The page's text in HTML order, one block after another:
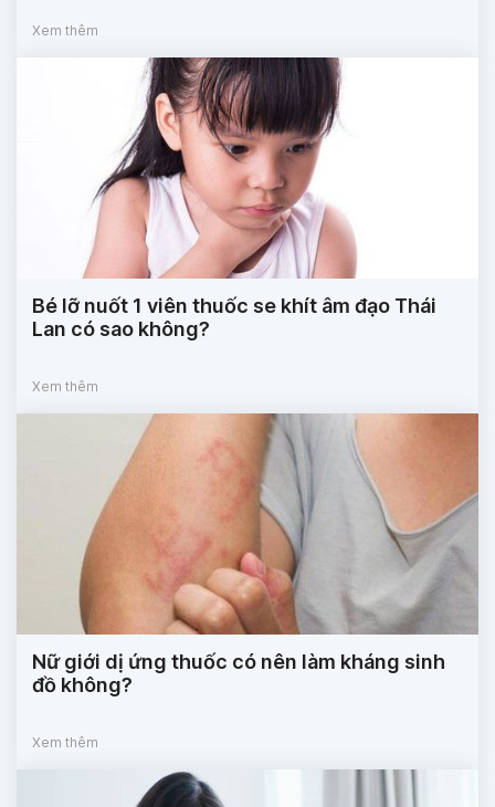
Xem thêm
Bé lỡ nuốt 1 viên thuốc se khít âm đạo Thái
Lan có sao không?
Xem thêm
Nữ giới dị ứng thuốc có nên làm kháng sinh
đồ không?
Xem thêm